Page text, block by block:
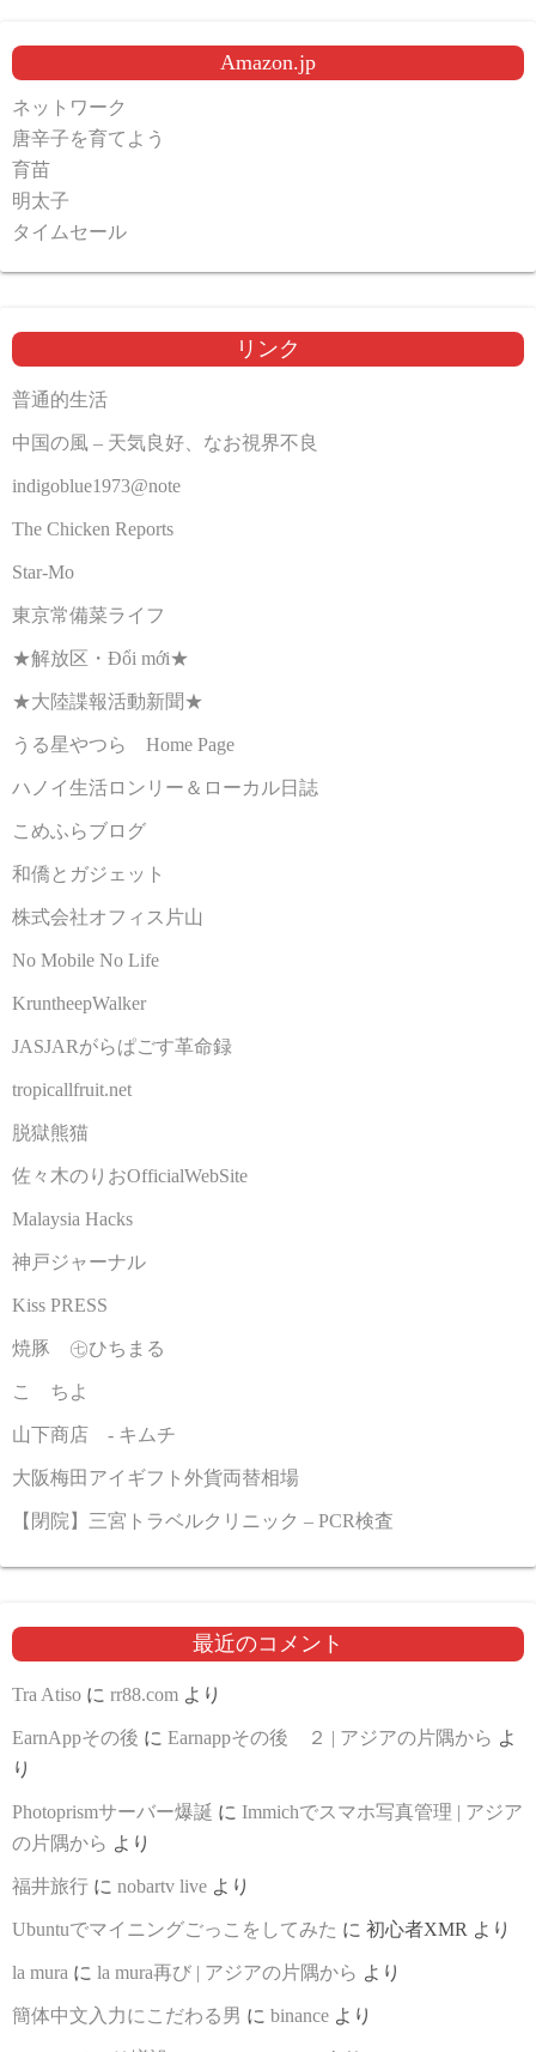
Amazon.jp
ネットワーク
唐辛子を育てよう
育苗
明太子
タイムセール
リンク
普通的生活
中国の風 – 天気良好、なお視界不良
indigoblue1973@note
The Chicken Reports
Star-Mo
東京常備菜ライフ
★解放区・Đổi mới★
★大陸諜報活動新聞★
うる星やつら Home Page
ハノイ生活ロンリー＆ローカル日誌
こめふらブログ
和僑とガジェット
株式会社オフィス片山
No Mobile No Life
KruntheepWalker
JASJARがらぱごす革命録
tropicallfruit.net
脱獄熊猫
佐々木のりおOfficialWebSite
Malaysia Hacks
神戸ジャーナル
Kiss PRESS
焼豚 ㊆ひちまる
こゝちよ
山下商店 - キムチ
大阪梅田アイギフト外貨両替相場
【閉院】三宮トラベルクリニック – PCR検査
最近のコメント
Tra Atiso に rr88.com より
EarnAppその後 に Earnappその後 ２ | アジアの片隅から よ
り
Photoprismサーバー爆誕 に Immichでスマホ写真管理 | アジア
の片隅から より
福井旅行 に nobartv live より
Ubuntuでマイニングごっこをしてみた に 初心者XMR より
la mura に la mura再び | アジアの片隅から より
簡体中文入力にこだわる男 に binance より